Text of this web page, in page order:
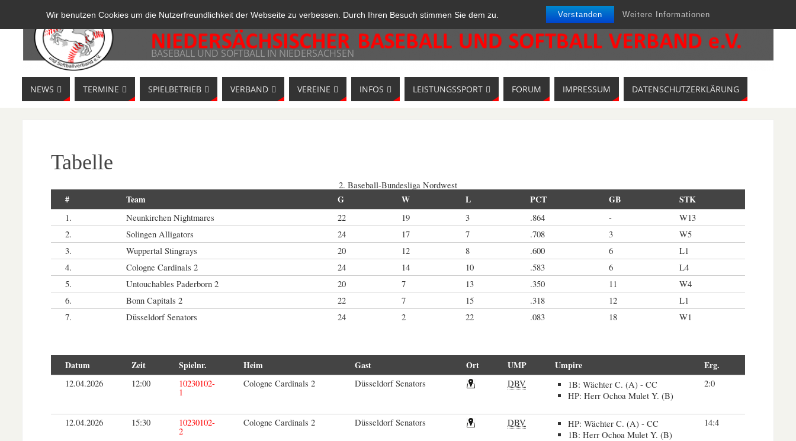
Wir benutzen Cookies um die Nutzerfreundlichkeit der Webseite zu verbessen. Durch Ihren Besuch stimmen Sie dem zu. Verstanden Weitere Informationen
BASEBALL UND SOFTBALL IN NIEDERSACHSEN
NEWS TERMINE SPIELBETRIEB VERBAND VEREINE INFOS LEISTUNGSSPORT FORUM IMPRESSUM DATENSCHUTZERKLÄRUNG
Tabelle
2. Baseball-Bundesliga Nordwest
# Team G W L PCT GB STK
1. Neunkirchen Nightmares 22 19 3 .864 -
W13
2.
Solingen Alligators 24 17 7 .708 3
W5
3.
Wuppertal Stingrays 20 12 8 .600 6
L1
4.
Cologne Cardinals 2 24 14 10 .583 6
L4
5.
Untouchables Paderborn 2 20 7 13 .350 11
W4
6.
Bonn Capitals 2 22 7 15 .318 12
L1
7.
Düsseldorf Senators 24 2 22 .083 18 W1
Datum Zeit Spielnr. Heim Gast Ort UMP Umpire Erg.
12.04.2026 12:00 10230102-
1
Cologne Cardinals 2 Düsseldorf Senators DBV
1B: Wächter C. (A) - CC
HP: Herr Ochoa Mulet Y. (B)
2:0
12.04.2026 15:30 10230102-
2
Cologne Cardinals 2 Düsseldorf Senators DBV
HP: Wächter C. (A) - CC
1B: Herr Ochoa Mulet Y. (B)
14:4